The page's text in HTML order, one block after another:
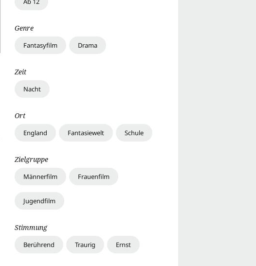
Genre
Fantasyfilm Drama
Zeit
Nacht
Ort
England Fantasiewelt Schule
Zielgruppe
Männerfilm Frauenfilm
Jugendfilm
Stimmung
Berührend Traurig Ernst